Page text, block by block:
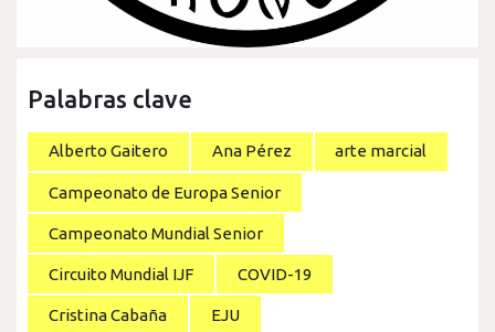
Palabras clave
Alberto Gaitero Ana Pérez arte marcial
Campeonato de Europa Senior
Campeonato Mundial Senior
Circuito Mundial IJF COVID-19
Cristina Cabaña EJU